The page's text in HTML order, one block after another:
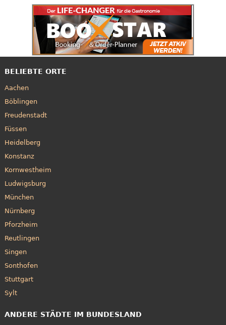
BELIEBTE ORTE
Aachen
Böblingen
Freudenstadt
Füssen
Heidelberg
Konstanz
Kornwestheim
Ludwigsburg
München
Nürnberg
Pforzheim
Reutlingen
Singen
Sonthofen
Stuttgart
Sylt
ANDERE STÄDTE IM BUNDESLAND